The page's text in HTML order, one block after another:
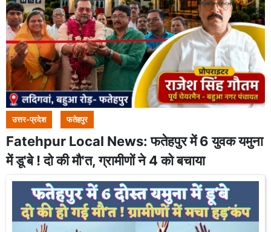
उत्तर-प्रदेश फतेहपुर
Fatehpur Local News: फतेहपुर में 6 युवक यमुना
में डू'बे ! दो की मौ'त, ग्रामीणों ने 4 को बचाया